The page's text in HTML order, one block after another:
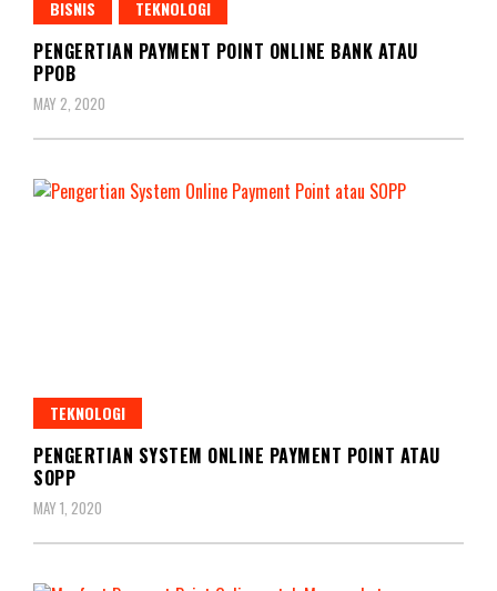
BISNIS TEKNOLOGI
PENGERTIAN PAYMENT POINT ONLINE BANK ATAU
PPOB
MAY 2, 2020
TEKNOLOGI
PENGERTIAN SYSTEM ONLINE PAYMENT POINT ATAU
SOPP
MAY 1, 2020